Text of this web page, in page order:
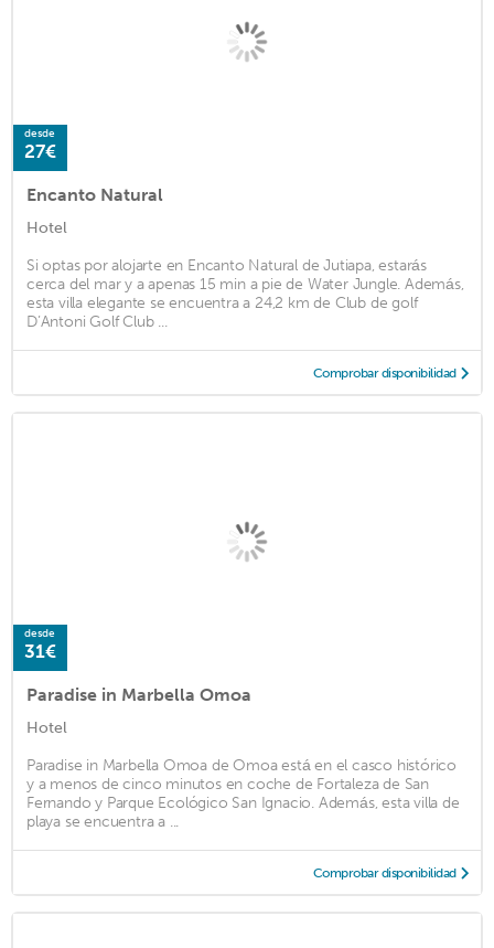
desde
27€
Encanto Natural
Hotel
Si optas por alojarte en Encanto Natural de Jutiapa, estarás
cerca del mar y a apenas 15 min a pie de Water Jungle. Además,
esta villa elegante se encuentra a 24,2 km de Club de golf
D’Antoni Golf Club ...
Comprobar disponibilidad
desde
31€
Paradise in Marbella Omoa
Hotel
Paradise in Marbella Omoa de Omoa está en el casco histórico
y a menos de cinco minutos en coche de Fortaleza de San
Fernando y Parque Ecológico San Ignacio. Además, esta villa de
playa se encuentra a ...
Comprobar disponibilidad